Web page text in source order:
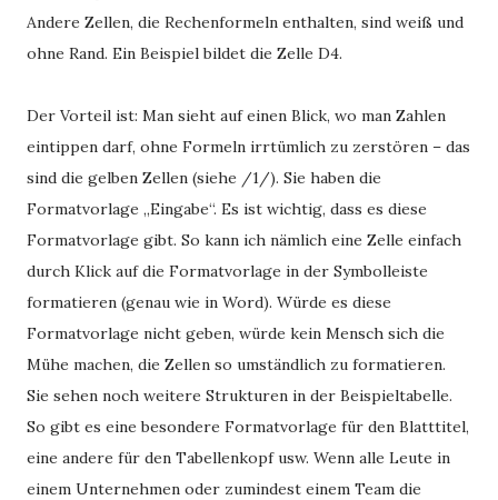
Andere Zellen, die Rechenformeln enthalten, sind weiß und
ohne Rand. Ein Beispiel bildet die Zelle D4.
Der Vorteil ist: Man sieht auf einen Blick, wo man Zahlen
eintippen darf, ohne Formeln irrtümlich zu zerstören – das
sind die gelben Zellen (siehe /1/). Sie haben die
Formatvorlage „Eingabe“. Es ist wichtig, dass es diese
Formatvorlage gibt. So kann ich nämlich eine Zelle einfach
durch Klick auf die Formatvorlage in der Symbolleiste
formatieren (genau wie in Word). Würde es diese
Formatvorlage nicht geben, würde kein Mensch sich die
Mühe machen, die Zellen so umständlich zu formatieren.
Sie sehen noch weitere Strukturen in der Beispieltabelle.
So gibt es eine besondere Formatvorlage für den Blatttitel,
eine andere für den Tabellenkopf usw. Wenn alle Leute in
einem Unternehmen oder zumindest einem Team die